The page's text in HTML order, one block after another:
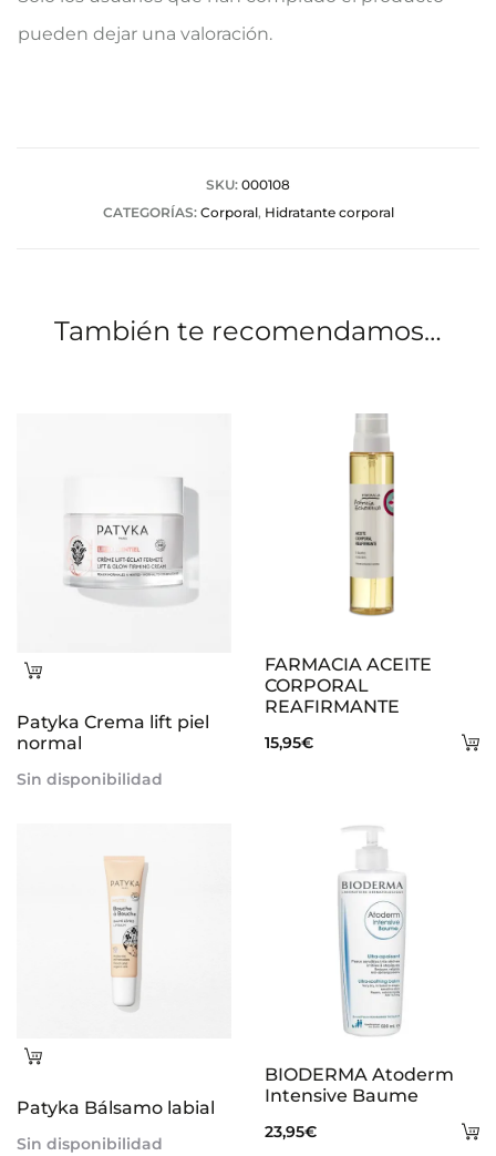
a
pueden dejar una valoración.
SKU: 000108
CATEGORÍAS: Corporal, Hidratante corporal
También te recomendamos…
Leer
Patyka Crema lift piel
normal
Sin disponibilidad
FARMACIA ACEITE
CORPORAL
REAFIRMANTE
15,95€
Leer
Patyka Bálsamo labial
Sin disponibilidad
BIODERMA Atoderm
Intensive Baume
23,95€